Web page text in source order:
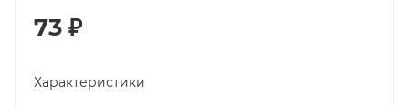
73 ₽
Характеристики